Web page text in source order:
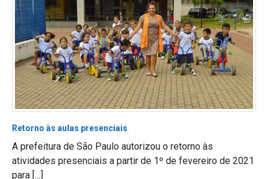
Retorno às aulas presenciais
A prefeitura de São Paulo autorizou o retorno às
atividades presenciais a partir de 1º de fevereiro de 2021
para […]